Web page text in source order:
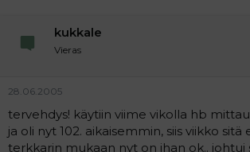
kukkale
Vieras
28.06.2005
tervehdys! käytiin viime vikolla hb
ja oli nyt 102. aikaisemmin, siis viikko sitä
terkkarin mukaan nyt on ihan ok.. johtui